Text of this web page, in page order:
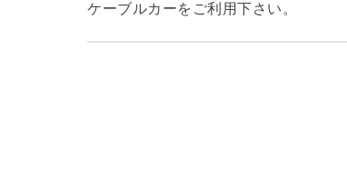
ケーブルカーをご利用下さい。